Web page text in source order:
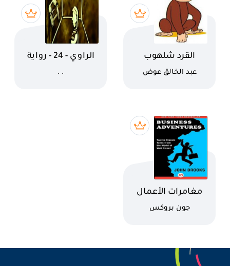
اسم الكتاب
القرد شلهوب
كاتب
عبد الخالق عوض
اسم الكتاب الراوي - 24 - رواية
كاتب
. .
اسم الكتاب
مغامرات الأعمال
كاتب
جون بروكس